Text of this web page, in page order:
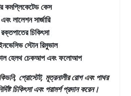
কমপ্লিকেটেড কেস
লালেশন সার্জারি
চিকিৎসা
স্টোন রিমুভাল
হেলথ চেকআপ এবং ফলোআপ
প্রোস্টেট, মূত্রনালীর রোগ এবং পাথর
চিকিৎসা এবং পরামর্শ প্রদান করেন।